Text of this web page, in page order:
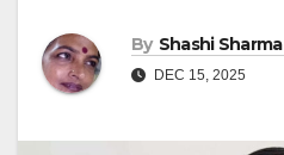
By Shashi Sharma
DEC 15, 2025